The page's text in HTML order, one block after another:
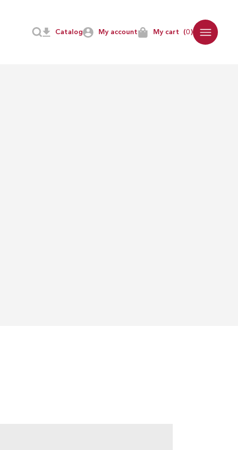
My account My cart (0)
Catalog